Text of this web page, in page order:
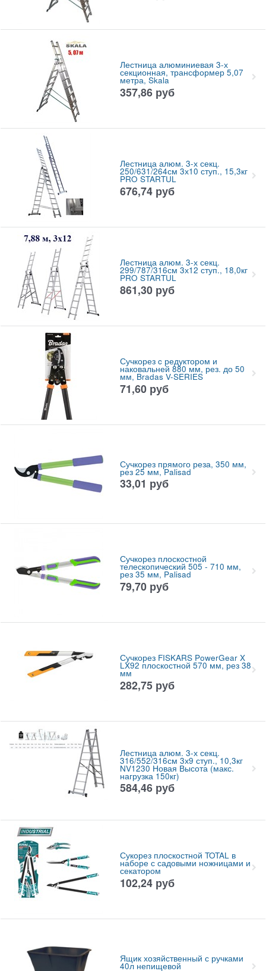
Лестница алюминиевая 3-х
секционная, трансформер 5,07
метра, Skala
357,86 руб
Лестница алюм. 3-х секц.
250/631/264см 3х10 ступ., 15,3кг
PRO STARTUL
676,74 руб
Лестница алюм. 3-х секц.
299/787/316см 3х12 ступ., 18,0кг
PRO STARTUL
861,30 руб
Сучкорез c редуктором и
наковальней 880 мм, рез. до 50
мм, Bradas V-SERIES
71,60 руб
Сучкорез прямого реза, 350 мм,
рез 25 мм, Palisad
33,01 руб
Сучкорез плоскостной
телескопический 505 - 710 мм,
рез 35 мм, Palisad
79,70 руб
Сучкорез FISKARS PowerGear X
LX92 плоскостной 570 мм, рез 38
мм
282,75 руб
Лестница алюм. 3-х секц.
316/552/316см 3х9 ступ., 10,3кг
NV1230 Новая Высота (макс.
нагрузка 150кг)
584,46 руб
Сукорез плоскостной TOTAL в
наборе с садовыми ножницами и
секатором
102,24 руб
Ящик хозяйственный с ручками
40л непищевой